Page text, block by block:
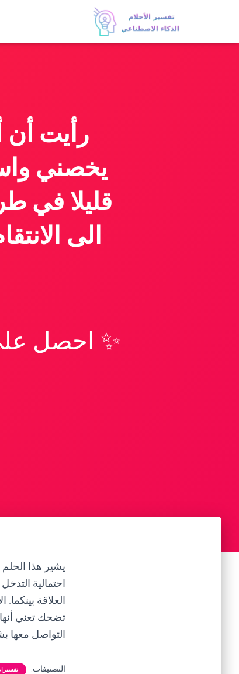
رأيت
يخصني
قليلا في
الى
✨ احصل
يشير هذا
احتمالية
العلاقة
تضحك تعني أنها
التواصل معها
التصنيفات: